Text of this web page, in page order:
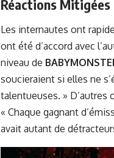
Réactions
Les internautes ont
ont été d’accord avec
niveau de
soucieraient si elles ne
talentueuses. » D’autres
« Chaque gagnant
avait autant de